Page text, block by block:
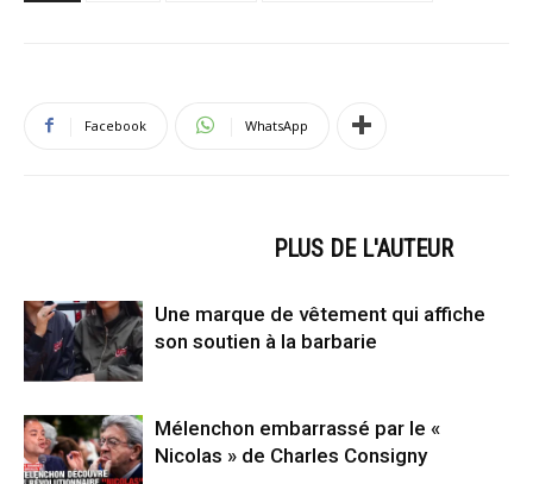
Facebook WhatsApp
PLUS DE L'AUTEUR
Une marque de vêtement qui affiche
son soutien à la barbarie
Mélenchon embarrassé par le «
Nicolas » de Charles Consigny